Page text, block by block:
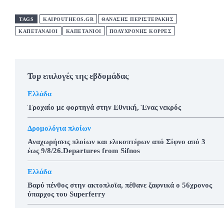
TAGS KAIPOUTHEOS.GR ΘΑΝΑΣΗΣ ΠΕΡΙΣΤΕΡΑΚΗΣ
ΚΑΠΕΤΑΝΑΙΟΙ ΚΑΠΕΤΑΝΙΟΙ ΠΟΛΥΧΡΟΝΗΣ ΚΟΡΡΕΣ
Top επιλογές της εβδομάδας
Ελλάδα
Τροχαίο με φορτηγά στην Εθνική, Ένας νεκρός
Δρομολόγια πλοίων
Αναχωρήσεις πλοίων και ελικοπτέρων από Σίφνο από 3
έως 9/8/26.Departures from Sifnos
Ελλάδα
Βαρύ πένθος στην ακτοπλοϊα, πέθανε ξαφνικά ο 56χρονος
ύπαρχος του Superferry